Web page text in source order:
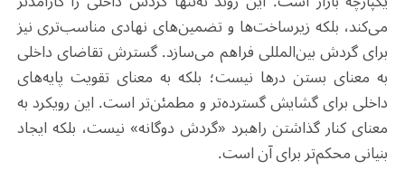
می‌کند، بلکه زیرساخت‌ها و تضمین‌های نهادی مناسب‌تری نیز
برای گردش بین‌المللی فراهم می‌سازد. گسترش تقاضای داخلی
به معنای بستن درها نیست؛ بلکه به معنای تقویت پایه‌های
داخلی برای گشایش گسترده‌تر و مطمئن‌تر است. این رویکرد به
معنای کنار گذاشتن راهبرد «گردش دوگانه» نیست، بلکه ایجاد
بنیانی محکم‌تر برای آن است.